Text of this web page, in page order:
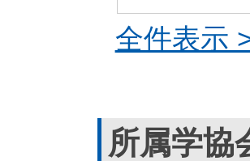
全件表示
所属学協